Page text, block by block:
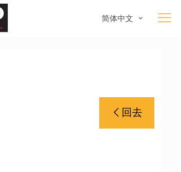
简体中文
回去